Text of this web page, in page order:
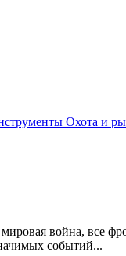
Охота и
война, все
событий...